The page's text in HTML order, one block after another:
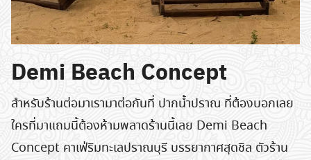
Demi Beach Concept
สำหรับร้านต่อมาเรามาต่อกันที่ ปากน้ำปราณ ที่ต้องบอกเลย
ใครที่มาแถมนี้ต้องห้ามพลาดร้านนี้เลย Demi Beach
Concept คาเฟ่ริมทะเลปราณบุรี บรรยากาศสุดชิล ตัวร้าน